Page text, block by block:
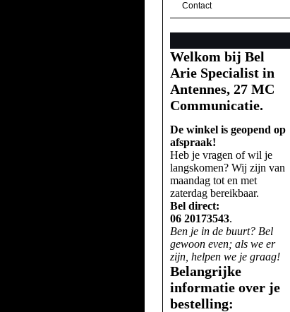
Contact
Welkom bij Bel
Arie Specialist in
Antennes, 27 MC
Communicatie.
De winkel is geopend op
afspraak!
Heb je vragen of wil je
langskomen? Wij zijn van
maandag tot en met
zaterdag bereikbaar.
Bel direct:
06 20173543.
Ben je in de buurt? Bel
gewoon even; als we er
zijn, helpen we je graag!
Belangrijke
informatie over je
bestelling: